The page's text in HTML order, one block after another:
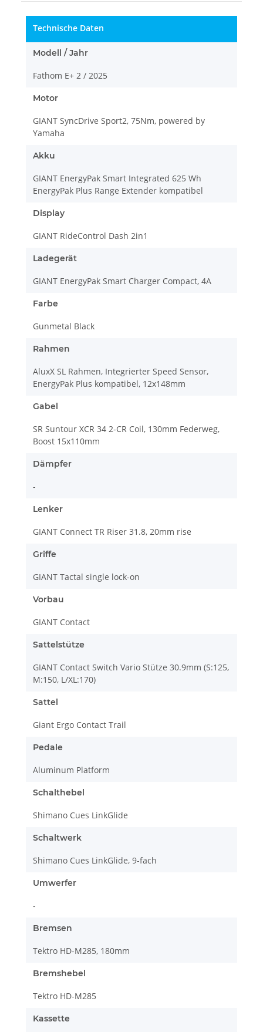
Technische Daten
Modell / Jahr
Fathom E+ 2 / 2025
Motor
GIANT SyncDrive Sport2, 75Nm, powered by
Yamaha
Akku
GIANT EnergyPak Smart Integrated 625 Wh
EnergyPak Plus Range Extender kompatibel
Display
GIANT RideControl Dash 2in1
Ladegerät
GIANT EnergyPak Smart Charger Compact, 4A
Farbe
Gunmetal Black
Rahmen
AluxX SL Rahmen, Integrierter Speed Sensor,
EnergyPak Plus kompatibel, 12x148mm
Gabel
SR Suntour XCR 34 2-CR Coil, 130mm Federweg,
Boost 15x110mm
Dämpfer
-
Lenker
GIANT Connect TR Riser 31.8, 20mm rise
Griffe
GIANT Tactal single lock-on
Vorbau
GIANT Contact
Sattelstütze
GIANT Contact Switch Vario Stütze 30.9mm (S:125,
M:150, L/XL:170)
Sattel
Giant Ergo Contact Trail
Pedale
Aluminum Platform
Schalthebel
Shimano Cues LinkGlide
Schaltwerk
Shimano Cues LinkGlide, 9-fach
Umwerfer
-
Bremsen
Tektro HD-M285, 180mm
Bremshebel
Tektro HD-M285
Kassette